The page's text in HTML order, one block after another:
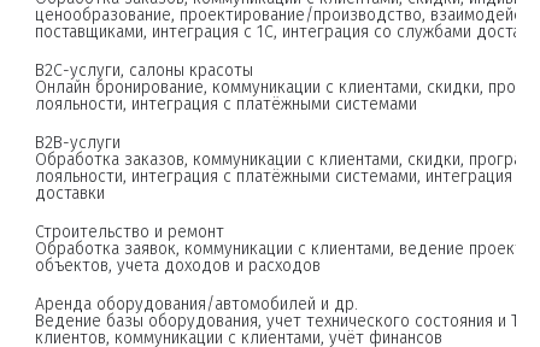
ценообразование, проектирование/производство,
B2С-услуги, салоны красоты
Онлайн бронирование, коммуникации с клиентами, скидки,
B2B-услуги
Обработка заказов, коммуникации с клиентами, скидки,
лояльности, интеграция с платёжными системами, интеграция
Строительство и ремонт
Обработка заявок, коммуникации с клиентами, ведение
Аренда оборудования/автомобилей и др.
Ведение базы оборудования, учет технического состояния и ТО,